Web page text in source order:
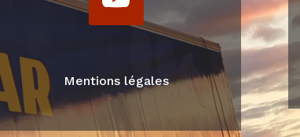
Mentions légales